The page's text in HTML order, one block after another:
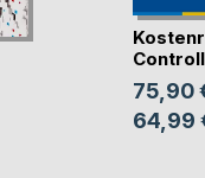
75,90
64,99